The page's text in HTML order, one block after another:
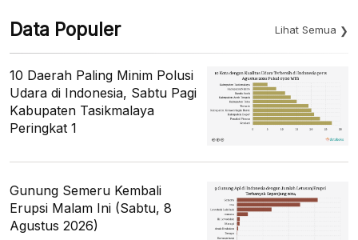
Data Populer Lihat Semua
10 Daerah Paling Minim Polusi
Udara di Indonesia, Sabtu Pagi
Kabupaten Tasikmalaya
Peringkat 1
Gunung Semeru Kembali
Erupsi Malam Ini (Sabtu, 8
Agustus 2026)